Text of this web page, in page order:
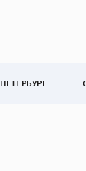
ПЕТЕРБУРГ